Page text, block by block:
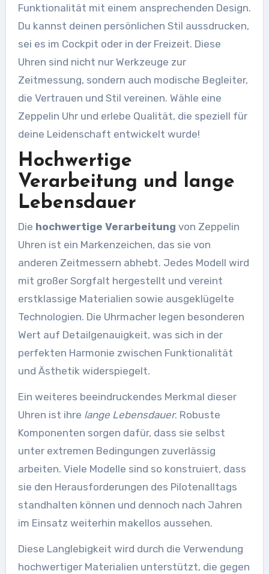
Funktionalität mit einem ansprechenden Design.
Du kannst deinen persönlichen Stil aussdrucken,
sei es im Cockpit oder in der Freizeit. Diese
Uhren sind nicht nur Werkzeuge zur
Zeitmessung, sondern auch modische Begleiter,
die Vertrauen und Stil vereinen. Wähle eine
Zeppelin Uhr und erlebe Qualität, die speziell für
deine Leidenschaft entwickelt wurde!
Hochwertige
Verarbeitung und lange
Lebensdauer
Die hochwertige Verarbeitung von Zeppelin
Uhren ist ein Markenzeichen, das sie von
anderen Zeitmessern abhebt. Jedes Modell wird
mit großer Sorgfalt hergestellt und vereint
erstklassige Materialien sowie ausgeklügelte
Technologien. Die Uhrmacher legen besonderen
Wert auf Detailgenauigkeit, was sich in der
perfekten Harmonie zwischen Funktionalität
und Ästhetik widerspiegelt.
Ein weiteres beeindruckendes Merkmal dieser
Uhren ist ihre lange Lebensdauer. Robuste
Komponenten sorgen dafür, dass sie selbst
unter extremen Bedingungen zuverlässig
arbeiten. Viele Modelle sind so konstruiert, dass
sie den Herausforderungen des Pilotenalltags
standhalten können und dennoch nach Jahren
im Einsatz weiterhin makellos aussehen.
Diese Langlebigkeit wird durch die Verwendung
hochwertiger Materialien unterstützt, die gegen